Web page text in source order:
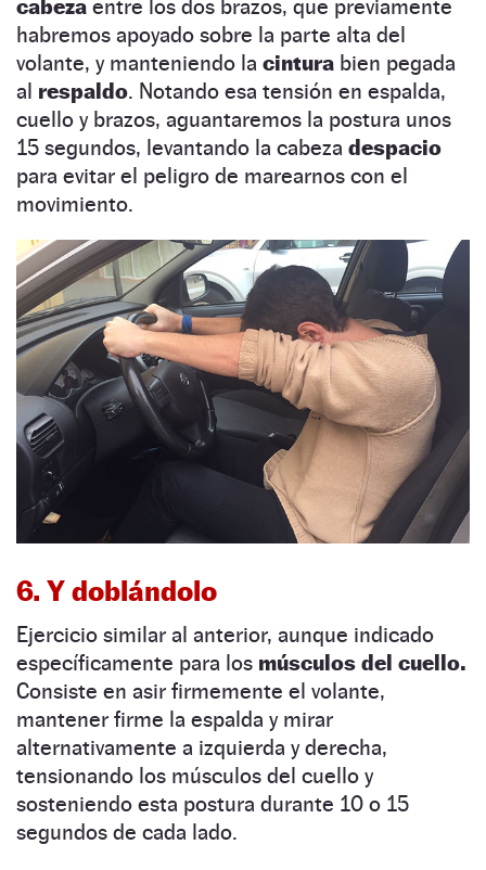
cabeza entre los dos brazos, que previamente
habremos apoyado sobre la parte alta del
volante, y manteniendo la cintura bien pegada
al respaldo. Notando esa tensión en espalda,
cuello y brazos, aguantaremos la postura unos
15 segundos, levantando la cabeza despacio
para evitar el peligro de marearnos con el
movimiento.
6. Y doblándolo
Ejercicio similar al anterior, aunque indicado
específicamente para los músculos del cuello.
Consiste en asir firmemente el volante,
mantener firme la espalda y mirar
alternativamente a izquierda y derecha,
tensionando los músculos del cuello y
sosteniendo esta postura durante 10 o 15
segundos de cada lado.